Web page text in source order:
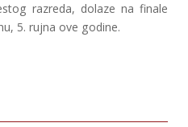
razreda, dolaze na finale
5. rujna ove godine.